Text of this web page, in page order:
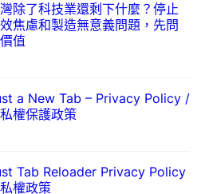
除了科技業還剩下什麼？停止
焦慮和製造無意義問題，先問
值
a New Tab – Privacy Policy /
權保護政策
Tab Reloader Privacy Policy
權政策